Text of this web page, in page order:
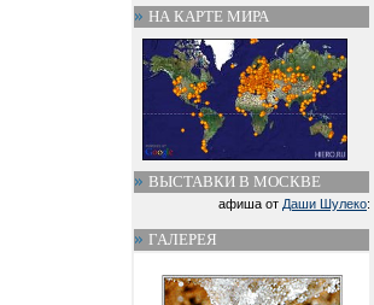
НА КАРТЕ МИРА
ВЫСТАВКИ В МОСКВЕ
афиша от Даши Шулеко:
ГАЛЕРЕЯ